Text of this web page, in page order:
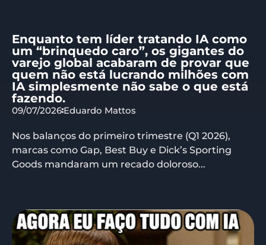
Enquanto tem líder tratando IA como
um “brinquedo caro”, os gigantes do
varejo global acabaram de provar que
quem não está lucrando milhões com
IA simplesmente não sabe o que está
fazendo.
09/07/2026 Eduardo Mattos
Nos balanços do primeiro trimestre (Q1 2026),
marcas como Gap, Best Buy e Dick’s Sporting
Goods mandaram um recado doloroso...